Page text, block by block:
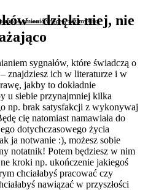
zmienić więcej, niż myślisz
– dzięki niej, nie
sygnałów, które świadczą o
znajdziesz ich w literaturze i w
jakby to dokładnie
u siebie przynajmniej kilka
np. brak satysfakcji z wykonywaj
cię natomiast namawiała do
dotychczasowego życia
ja notwanie :), możesz sobie
notatnik! Potem będziesz w nim
kroki np. ukończenie jakiegoś
chciałabyś pracować czy
nawiązać w przyszłości